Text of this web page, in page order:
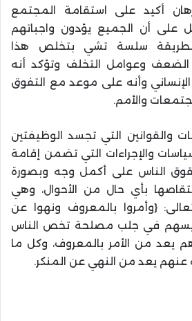
أكيد على استقامة المجتمع
على أن الجميع يؤدون واجباتهم
سلسة تشي بتخلص هذا
وعوامل التخلف وتؤكد أنه
وأنه على موعد مع التفوق
والأمم.
والقوانين التي تجسد الوظيفتين
والإجراءات التي تضمن إقامة
الناس على أكمل وجه وبصورة
بأي حال من الأحوال، وهي
{وأمروا بالمعروف ونهوا عن
يسهم في جلب مصلحة تخص الناس
من الأمر بالمعروف، وكل ما
يعد من النهي عن المنكر.